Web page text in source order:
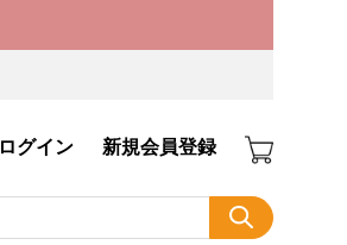
ログイン 新規会員登録